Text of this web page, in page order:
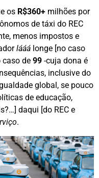
os R$360+ milhões por
de táxi do REC
menos impostos e
lááá longe [no caso
caso de 99 -cuja dona é
inclusive do
global, se pouco
de educação,
daqui [do REC e
.